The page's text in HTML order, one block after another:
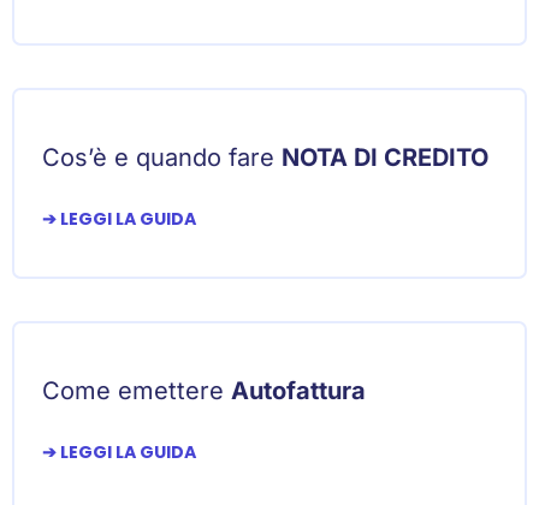
Cos’è e quando fare NOTA DI CREDITO
➔ LEGGI LA GUIDA
Come emettere Autofattura
➔ LEGGI LA GUIDA